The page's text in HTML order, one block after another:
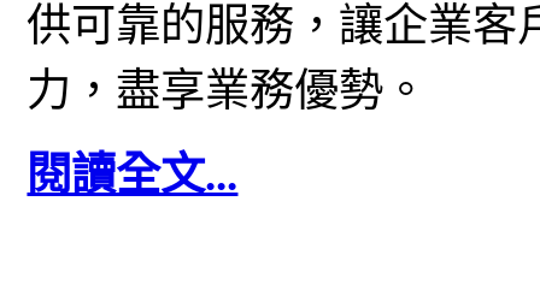
供可靠的服務，讓企業客
力，盡享業務優勢。
閱讀全文...